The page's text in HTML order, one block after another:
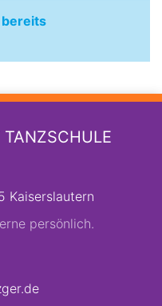
bereits
TANZSCHULE
Kaiserslautern
persönlich.